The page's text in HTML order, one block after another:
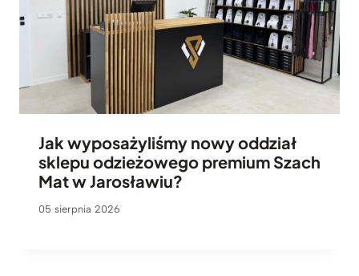
Jak wyposażyliśmy nowy oddział
sklepu odzieżowego premium Szach
Mat w Jarosławiu?
05 sierpnia 2026